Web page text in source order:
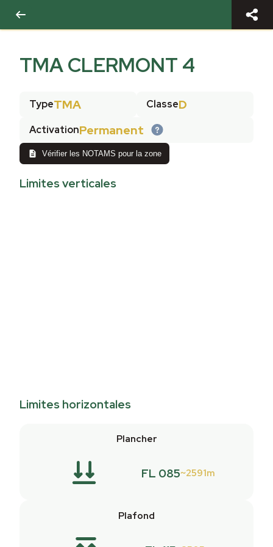
TMA CLERMONT 4
TypeTMA ClasseD
ActivationPermanent
Vérifier les NOTAMS pour la zone
Limites verticales
Limites horizontales
Plancher
FL 085 2591m
Plafond